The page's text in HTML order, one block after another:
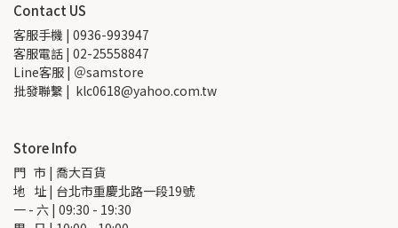
Contact US
客服手機 | 0936-993947
客服電話 | 02-25558847
Line客服 | ＠samstore
批發聯繫 |  klc0618@yahoo.com.tw
Store Info
門   市 | 喬大百貨
地   址 | 台北市重慶北路一段19號
一 - 六 | 09:30 - 19:30